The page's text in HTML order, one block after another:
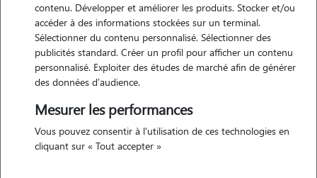
contenu. Développer et améliorer les produits. Stocker et/ou
accéder à des informations stockées sur un terminal.
Sélectionner du contenu personnalisé. Sélectionner des
publicités standard. Créer un profil pour afficher un contenu
personnalisé. Exploiter des études de marché afin de générer
des données d'audience.
Mesurer les performances
Vous pouvez consentir à l'utilisation de ces technologies en
cliquant sur « Tout accepter »